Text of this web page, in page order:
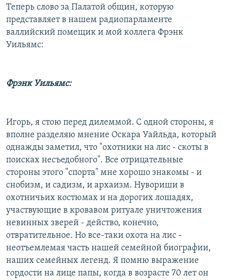
Теперь слово за Палатой общин, которую
представляет в нашем радиопарламенте
валлийский помещик и мой коллега Фрэнк
Уильямс:
Фрэнк Уильямс:
Игорь, я стою перед дилеммой. С одной стороны, я
вполне разделяю мнение Оскара Уайльда, который
однажды заметил, что "охотники на лис - скоты в
поисках несъедобного". Все отрицательные
стороны этого "спорта" мне хорошо знакомы - и
снобизм, и садизм, и архаизм. Нувориши в
охотничьих костюмах и на дорогих лошадях,
участвующие в кровавом ритуале уничтожения
невинных зверей - действо, конечно,
отвратительное. Но все-таки охота на лис -
неотъемлемая часть нашей семейной биографии,
наших семейных легенд. Я помню выражение
гордости на лице папы, когда в возрасте 70 лет он